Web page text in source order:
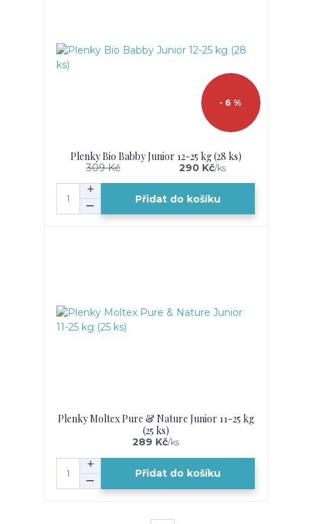
- 6 %
Plenky Bio Babby Junior 12-25 kg (28 ks)
309 Kč 290 Kč/ks
Přidat do košíku
Plenky Moltex Pure & Nature Junior 11-25 kg
(25 ks)
289 Kč/ks
Přidat do košíku